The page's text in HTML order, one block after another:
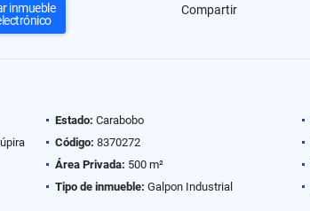
inmueble
Compartir
Estado: Carabobo
Código: 8370272
Área Privada: 500 m²
Tipo de inmueble: Galpon Industrial